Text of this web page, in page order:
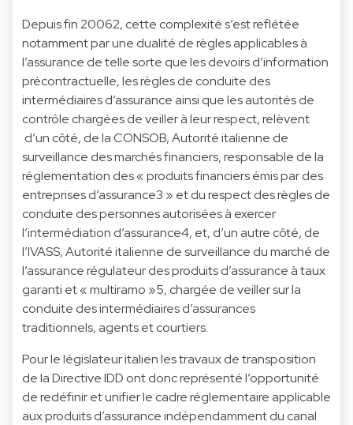
Depuis fin 20062, cette complexité s’est reflétée
notamment par une dualité de règles applicables à
l’assurance de telle sorte que les devoirs d’information
précontractuelle, les règles de conduite des
intermédiaires d’assurance ainsi que les autorités de
contrôle chargées de veiller à leur respect, relèvent
d’un côté, de la CONSOB, Autorité italienne de
surveillance des marchés financiers, responsable de la
réglementation des « produits financiers émis par des
entreprises d’assurance3 » et du respect des règles de
conduite des personnes autorisées à exercer
l’intermédiation d’assurance4, et, d’un autre côté, de
l’IVASS, Autorité italienne de surveillance du marché de
l’assurance régulateur des produits d’assurance à taux
garanti et « multiramo »5, chargée de veiller sur la
conduite des intermédiaires d’assurances
traditionnels, agents et courtiers.
Pour le législateur italien les travaux de transposition
de la Directive IDD ont donc représenté l’opportunité
de redéfinir et unifier le cadre réglementaire applicable
aux produits d’assurance indépendamment du canal